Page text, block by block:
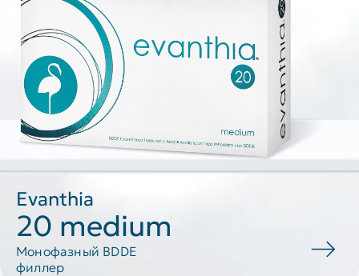
Evanthia
20 medium
Монофазный BDDE
филлер